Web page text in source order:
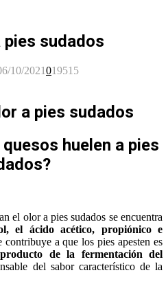
pies sudados
10/2021019515
a pies sudados
huelen a pies
el olor a pies sudados se encuentra
el ácido acético, propiónico e
contribuye a que los pies apesten es
de la fermentación del
del sabor característico de la